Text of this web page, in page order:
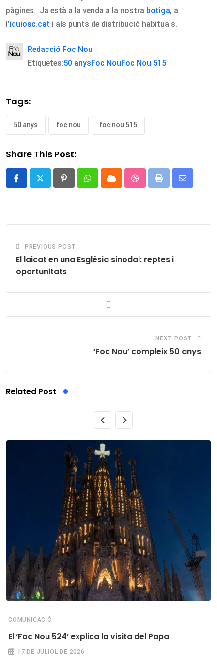
pàgines. Ja està a la venda a la nostra botiga, a
l’iquiosc.cat i als punts de distribució habituals.
Redacció Foc Nou
Etiquetes:50 anysFoc NouFoc Nou 515
Tags:
50 anys foc nou foc nou 515
Share This Post:
PinterestWhatsappCloud StumbleUpon
Print
Share
PREVIOUS POST
El laicat en una Església sinodal: reptes i
oportunitats
NEXT POST
‘Foc Nou’ compleix 50 anys
Related Post
COMUNICACIÓ
El ‘Foc Nou 524’ explica la visita del Papa
17 DE JULIOL DE 2026